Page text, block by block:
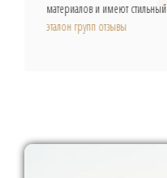
материалов и имеют
эталон групп отзывы